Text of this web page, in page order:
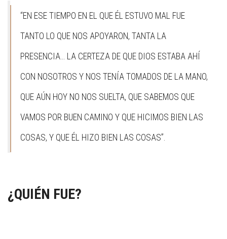
“EN ESE TIEMPO EN EL QUE ÉL ESTUVO MAL FUE
TANTO LO QUE NOS APOYARON, TANTA LA
PRESENCIA… LA CERTEZA DE QUE DIOS ESTABA AHÍ
CON NOSOTROS Y NOS TENÍA TOMADOS DE LA MANO,
QUE AÚN HOY NO NOS SUELTA, QUE SABEMOS QUE
VAMOS POR BUEN CAMINO Y QUE HICIMOS BIEN LAS
COSAS, Y QUE ÉL HIZO BIEN LAS COSAS”.
¿QUIÉN FUE?